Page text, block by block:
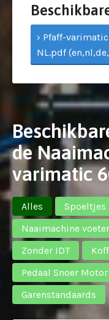
› Pfaff-
NL.pdf
de
varimatic
Alles Spoeltjes
Naaimachine
Zonder IDT
Pedaal Snoer Motor
Garenstandaards